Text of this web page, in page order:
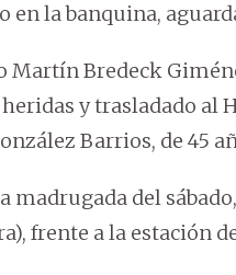
en la banquina,
Martín Bredeck
y trasladado al
Barrios, de 45
madrugada del
frente a la estación